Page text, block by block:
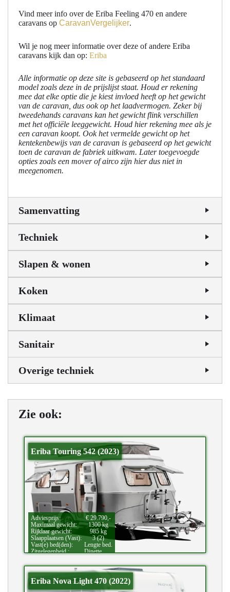
Vind meer info over de Eriba Feeling 470 en andere
caravans op CaravanVergelijker.
Wil je nog meer informatie over deze of andere Eriba
caravans kijk dan op: Eriba
Alle informatie op deze site is gebaseerd op het standaard
model zoals deze in de prijslijst staat. Houd er rekening
mee dat elke optie die je kiest invloed heeft op het gewicht
van de caravan, dus ook op het laadvermogen. Zeker bij
tweedehands caravans kan het gewicht flink verschillen
met het officiële leeggewicht. Houd hier rekening mee als je
een caravan koopt. Ook het vermelde gewicht op het
kentekenbewijs van de caravan is gebaseerd op het gewicht
toen de caravan de fabriek uitkwam. Later toegevoegde
opties zoals een mover of airco zijn hier dus niet in
meegenomen.
Samenvatting
Techniek
Slapen & wonen
Koken
Klimaat
Sanitair
Overige techniek
Zie ook:
Eriba Touring 542 (2023)
Adviesprijs:
€ 29.790,-
Maximaal gewicht:
1300 kg
Rijklaar gewicht:
985 kg
Slaapplaatsen (Vast):
3 (2)
Vast(e) bed(den):
Lengte bed.
Zitgelegenheid.:
Dinette.
Eriba Nova Light 470 (2022)